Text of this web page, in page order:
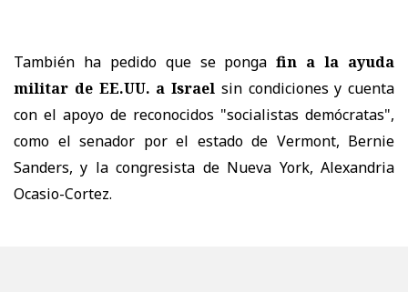
También ha pedido que se pongafin a la ayuda
militar de EE.UU. a Israel sin condiciones y cuenta
con el apoyo de reconocidos "socialistas demócratas",
como el senador por el estado de Vermont, Bernie
Sanders, y la congresista de Nueva York, Alexandria
Ocasio-Cortez.